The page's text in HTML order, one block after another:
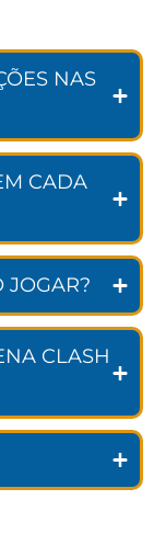
NAS
CADA
JOGAR?
CLASH